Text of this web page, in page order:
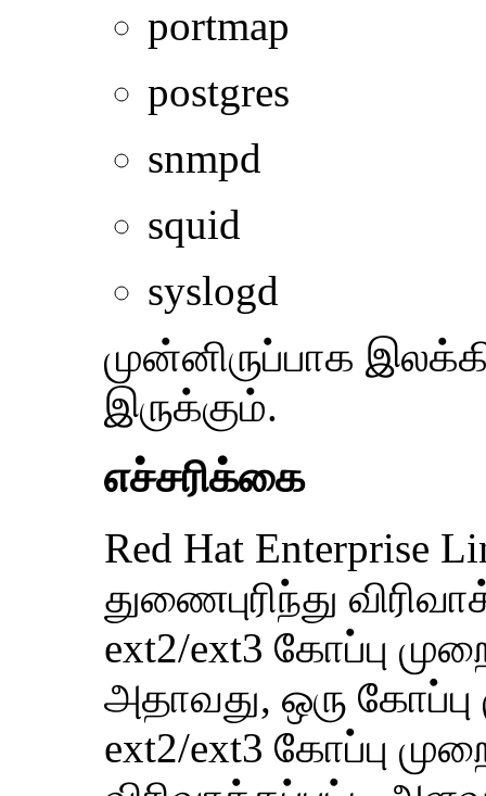
portmap
postgres
snmpd
squid
syslogd
முன்னிருப்பாக
இருக்கும்.
எச்சரிக்கை
Red Hat Enterprise
துணைபுரிந்து
ext2/ext3 கோப்பு
அதாவது, ஒரு கோப்பு
ext2/ext3 கோப்பு